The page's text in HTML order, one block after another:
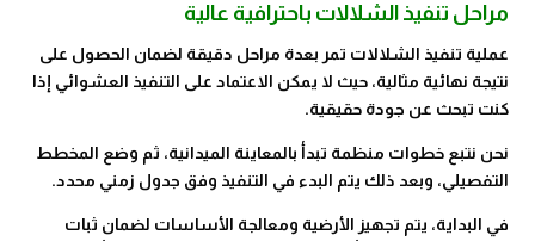
مراحل تنفيذ الشلالات باحترافية عالية
عملية تنفيذ الشلالات تمر بعدة مراحل دقيقة لضمان الحصول على
نتيجة نهائية مثالية، حيث لا يمكن الاعتماد على التنفيذ العشوائي إذا
كنت تبحث عن جودة حقيقية.
نحن نتبع خطوات منظمة تبدأ بالمعاينة الميدانية، ثم وضع المخطط
التفصيلي، وبعد ذلك يتم البدء في التنفيذ وفق جدول زمني محدد.
في البداية، يتم تجهيز الأرضية ومعالجة الأساسات لضمان ثبات